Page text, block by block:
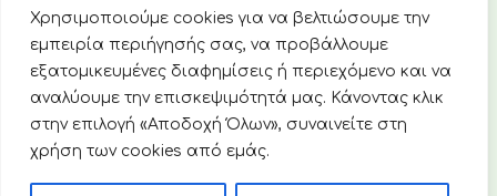
Χρησιμοποιούμε cookies για να βελτιώσουμε την
εμπειρία περιήγησής σας, να προβάλλουμε
εξατομικευμένες διαφημίσεις ή περιεχόμενο και να
αναλύουμε την επισκεψιμότητά μας. Κάνοντας κλικ
στην επιλογή «Αποδοχή Όλων», συναινείτε στη
χρήση των cookies από εμάς.
Επικοινωνία
Τρόποι Πληρωμής
Τρόποι Αποστολής
Πολιτική Επιστροφών & Ακυρώσεων
Πολιτική απορρήτου & Cookies